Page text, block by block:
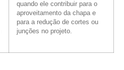
quando ele contribuir para o
aproveitamento da chapa e
para a redução de cortes ou
junções no projeto.